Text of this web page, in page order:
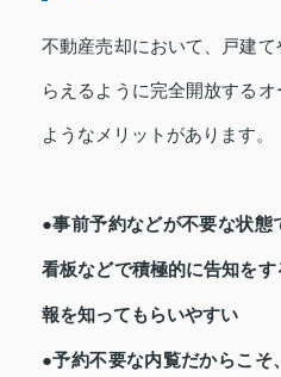
不動産売却において、戸建
らえるように完全開放する
ようなメリットがあります。
●事前予約などが不要な状態
看板などで積極的に告知を
報を知ってもらいやすい
●予約不要な内覧だからこそ